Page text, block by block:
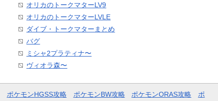
オリカのトークマターLV9
オリカのトークマターLVLE
ダイブ・トークマターまとめ
バグ
ミシャ2プラティナ〜
ヴィオラ森〜
ポケモンHGSS攻略 ポケモンBW攻略 ポケモンORAS攻略
ポ